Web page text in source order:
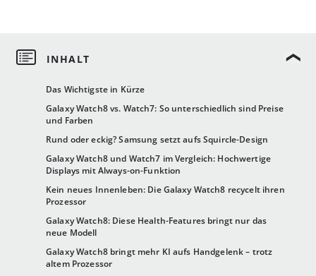
Das Wichtigste in Kürze
Galaxy Watch8 vs. Watch7: So unterschiedlich sind Preise
und Farben
Rund oder eckig? Samsung setzt aufs Squircle-Design
Galaxy Watch8 und Watch7 im Vergleich: Hochwertige
Displays mit Always-on-Funktion
Kein neues Innenleben: Die Galaxy Watch8 recycelt ihren
Prozessor
Galaxy Watch8: Diese Health-Features bringt nur das
neue Modell
Galaxy Watch8 bringt mehr KI aufs Handgelenk – trotz
altem Prozessor